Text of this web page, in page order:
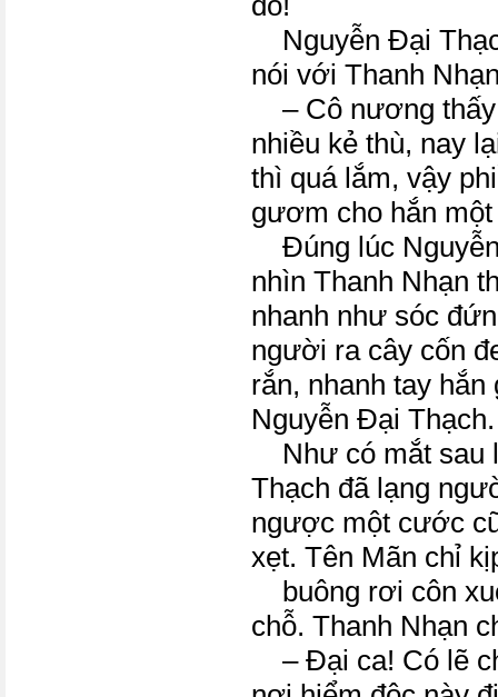
Nguyễn Đại
nói với Thanh
– Cô nương thấy
nhiều kẻ thù, nay
thì quá lắm, vậy
gươm cho hắn
Đúng lúc
nhìn Thanh Nhạn
nhanh như sóc
người ra cây cốn
rắn, nhanh tay hắn
Nguyễn Đại Thạch.
Như có mắt sau
Thạch đã lạng
ngược một cước
xẹt. Tên Mãn chỉ
buông rơi côn
chỗ. Thanh Nhạn
– Đại ca! Có lẽ